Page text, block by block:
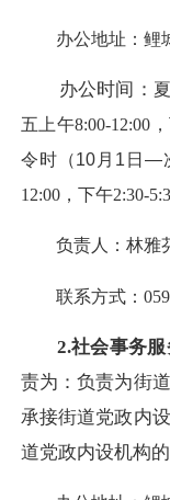
办公地址：鲤
办公时间：
五 上午8:00-12:00
令时（10月1日—
12:00，下午2:30-
负责人：林雅
联系方式：
2.社会事务
责为：负责为街
承接街道党政内
道党政内设机构